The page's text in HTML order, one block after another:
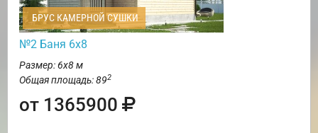
БРУС КАМЕРНОЙ СУШКИ
№2 Баня 6х8
Размер: 6х8 м
Общая площадь: 892
от 1365900